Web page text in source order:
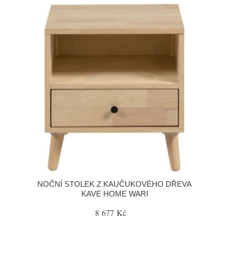
NOČNÍ STOLEK Z KAUČUKOVÉHO DŘEVA
KAVE HOME WARI
8 677 Kč